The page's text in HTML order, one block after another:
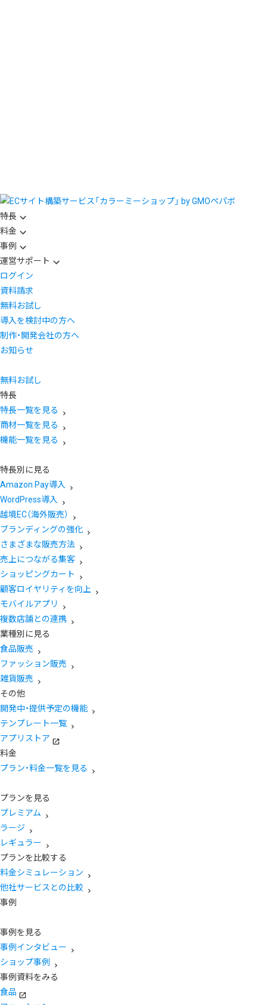
特長
料金
事例
運営サポート
ログイン
資料請求
無料お試し
導入を検討中の方へ
制作・開発会社の方へ
お知らせ
無料お試し
特長
特長一覧を見る
商材一覧を見る
機能一覧を見る
特長別に見る
Amazon Pay導入
WordPress導入
越境EC（海外販売）
ブランディングの強化
さまざまな販売方法
売上につながる集客
ショッピングカート
顧客ロイヤリティを向上
モバイルアプリ
複数店舗との連携
業種別に見る
食品販売
ファッション販売
雑貨販売
その他
開発中・提供予定の機能
テンプレート一覧
アプリストア
料金
プラン・料金一覧を見る
プランを見る
プレミアム
ラージ
レギュラー
プランを比較する
料金シミュレーション
他社サービスとの比較
事例
事例を見る
事例インタビュー
ショップ事例
事例資料をみる
食品